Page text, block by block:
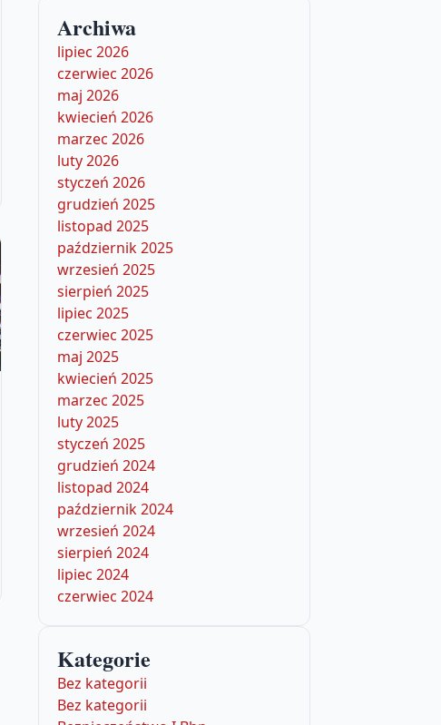
Archiwa
lipiec 2026
czerwiec 2026
maj 2026
kwiecień 2026
marzec 2026
luty 2026
styczeń 2026
grudzień 2025
listopad 2025
październik 2025
wrzesień 2025
sierpień 2025
lipiec 2025
czerwiec 2025
maj 2025
kwiecień 2025
marzec 2025
luty 2025
styczeń 2025
grudzień 2024
listopad 2024
październik 2024
wrzesień 2024
sierpień 2024
lipiec 2024
czerwiec 2024
Kategorie
Bez kategorii
Bez kategorii